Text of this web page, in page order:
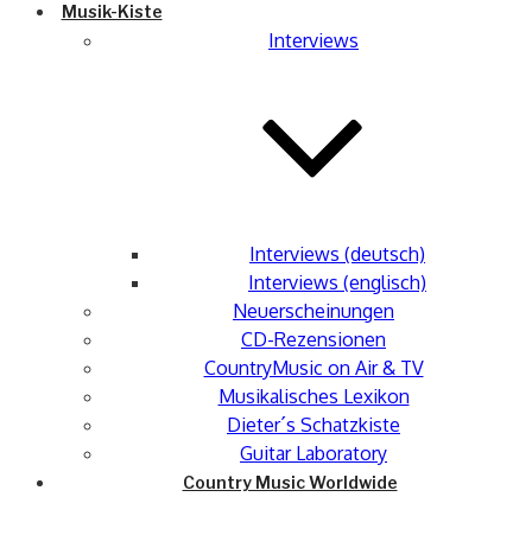
Musik-Kiste
Interviews
Interviews (deutsch)
Interviews (englisch)
Neuerscheinungen
CD-Rezensionen
CountryMusic on Air & TV
Musikalisches Lexikon
Dieter´s Schatzkiste
Guitar Laboratory
Country Music Worldwide